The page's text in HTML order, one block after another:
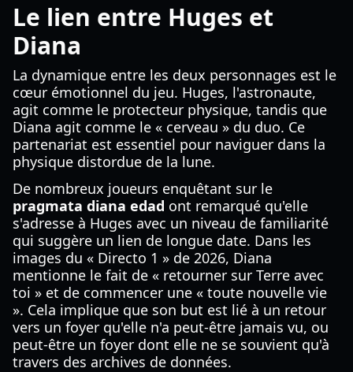
Le lien entre Huges et
Diana
La dynamique entre les deux personnages est le
cœur émotionnel du jeu. Huges, l'astronaute,
agit comme le protecteur physique, tandis que
Diana agit comme le « cerveau » du duo. Ce
partenariat est essentiel pour naviguer dans la
physique distordue de la lune.
De nombreux joueurs enquêtant sur le
pragmata diana edad ont remarqué qu'elle
s'adresse à Huges avec un niveau de familiarité
qui suggère un lien de longue date. Dans les
images du « Directo 1 » de 2026, Diana
mentionne le fait de « retourner sur Terre avec
toi » et de commencer une « toute nouvelle vie
». Cela implique que son but est lié à un retour
vers un foyer qu'elle n'a peut-être jamais vu, ou
peut-être un foyer dont elle ne se souvient qu'à
travers des archives de données.